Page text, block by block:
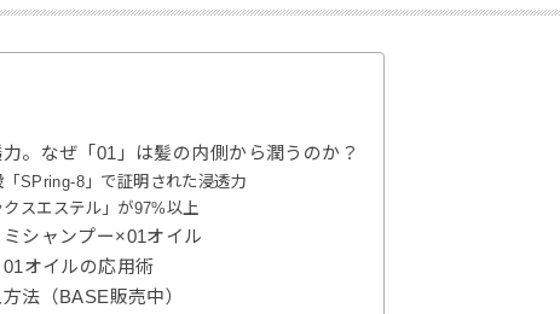
。なぜ「01」は髪の内側から潤うのか？
SPring-8」で証明された浸透力
スエステル」が97%以上
シャンプー×01オイル
01オイルの応用術
法（BASE販売中）